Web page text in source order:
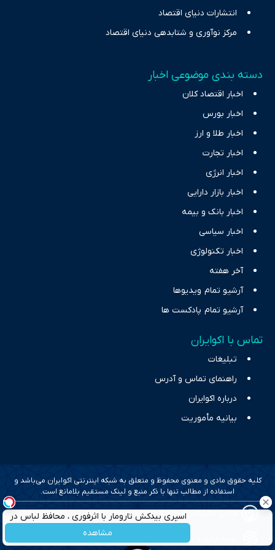
اسپری بیدکش تارومار با اثرفوری ، محافظ لباس در
مقابل بید
مشاهده
انتشارات دنیای اقتصاد
مرکز نوآوری و شتابدهی دنیای اقتصاد
دسته بندی موضوعی اخبار
اخبار اقتصاد کلان
اخبار بورس
اخبار طلا و ارز
اخبار تجارت
اخبار انرژی
اخبار بازار دارایی
اخبار بانک و بیمه
اخبار سیاسی
اخبار تکنولوژی
آخر هفته
آرشیو تمام ویدیوها
آرشیو تمام پادکست ها
تماس با اکوایران
تبلیغات
راهنمای تماس و آدرس
درباره اکوایران
بیانیه مأموریت
کلیه حقوق مادی و معنوی محفوظ و متعلق به شبکه اینترنتی اکوایران می‌باشد و
استفاده از مطالب تنها با ذکر منبع و لینک مستقیم بلامانع است.
طراحی سایت خبری و خبرگزاری آسام
بهینه سازی و سئو؛ گروه رسانه ای دنیای اقتصاد